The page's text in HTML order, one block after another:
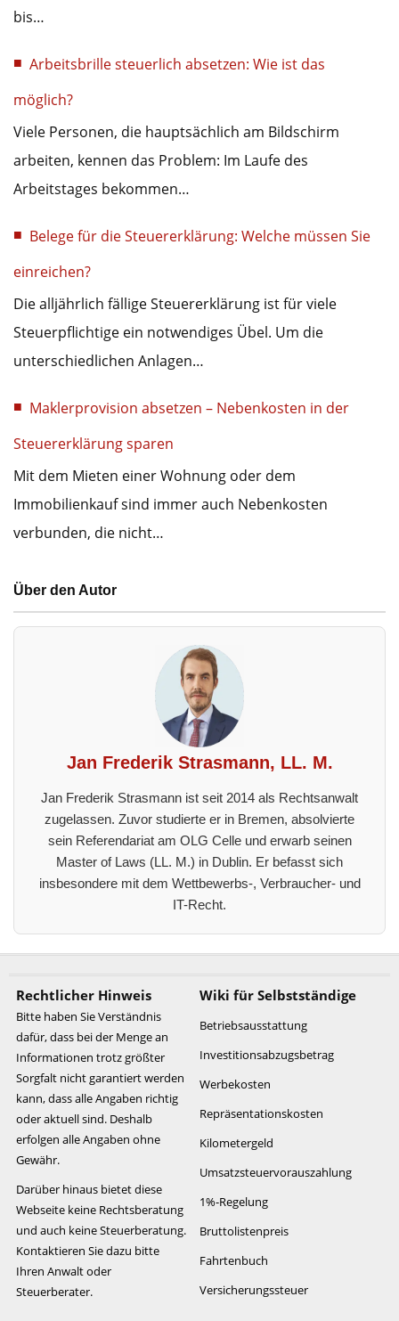
bis…
Arbeitsbrille steuerlich absetzen: Wie ist das
möglich?
Viele Personen, die hauptsächlich am Bildschirm
arbeiten, kennen das Problem: Im Laufe des
Arbeitstages bekommen…
Belege für die Steuererklärung: Welche müssen Sie
einreichen?
Die alljährlich fällige Steuererklärung ist für viele
Steuerpflichtige ein notwendiges Übel. Um die
unterschiedlichen Anlagen…
Maklerprovision absetzen – Nebenkosten in der
Steuererklärung sparen
Mit dem Mieten einer Wohnung oder dem
Immobilienkauf sind immer auch Nebenkosten
verbunden, die nicht…
Über den Autor
Jan Frederik Strasmann, LL. M.
Jan Frederik Strasmann ist seit 2014 als Rechtsanwalt
zugelassen. Zuvor studierte er in Bremen, absolvierte
sein Referendariat am OLG Celle und erwarb seinen
Master of Laws (LL. M.) in Dublin. Er befasst sich
insbesondere mit dem Wettbewerbs-, Verbraucher- und
IT-Recht.
Rechtlicher Hinweis
Bitte haben Sie Verständnis
dafür, dass bei der Menge an
Informationen trotz größter
Sorgfalt nicht garantiert werden
kann, dass alle Angaben richtig
oder aktuell sind. Deshalb
erfolgen alle Angaben ohne
Gewähr.
Darüber hinaus bietet diese
Webseite keine Rechtsberatung
und auch keine Steuerberatung.
Kontaktieren Sie dazu bitte
Ihren Anwalt oder
Steuerberater.
Wiki für Selbstständige
Betriebsausstattung
Investitionsabzugsbetrag
Werbekosten
Repräsentationskosten
Kilometergeld
Umsatzsteuervorauszahlung
1%-Regelung
Bruttolistenpreis
Fahrtenbuch
Versicherungssteuer